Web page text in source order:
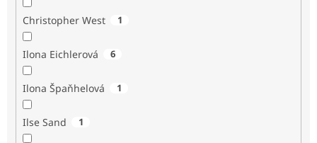
Christopher West 1
Ilona Eichlerová 6
Ilona Špaňhelová 1
Ilse Sand 1